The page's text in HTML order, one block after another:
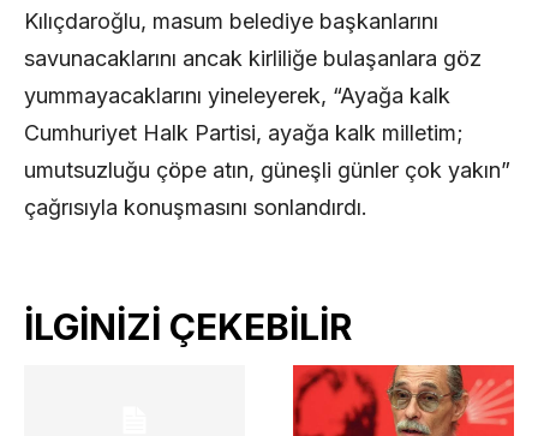
​Kılıçdaroğlu, masum belediye başkanlarını
savunacaklarını ancak kirliliğe bulaşanlara göz
yummayacaklarını yineleyerek, “Ayağa kalk
Cumhuriyet Halk Partisi, ayağa kalk milletim;
umutsuzluğu çöpe atın, güneşli günler çok yakın”
çağrısıyla konuşmasını sonlandırdı.
İLGİNİZİ ÇEKEBİLİR